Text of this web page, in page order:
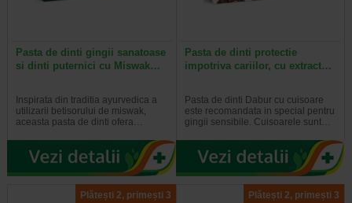
Pasta de dinti gingii sanatoase
si dinti puternici cu Miswak…
Inspirata din traditia ayurvedica a
utilizarii betisorului de miswak,
aceasta pasta de dinti ofera…
Pasta de dinti protectie
impotriva cariilor, cu extract…
Pasta de dinti Dabur cu cuisoare
este recomandata in special pentru
gingii sensibile. Cuisoarele sunt…
Plătești 2, primești 3 Plătești 2, primești 3